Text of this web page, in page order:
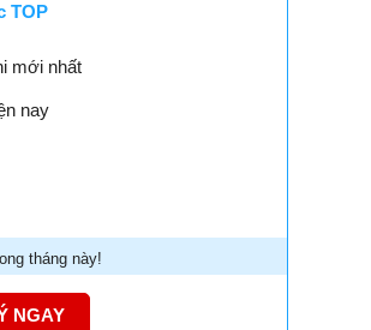
TOP
mới nhất
nay
tháng này!
NGAY